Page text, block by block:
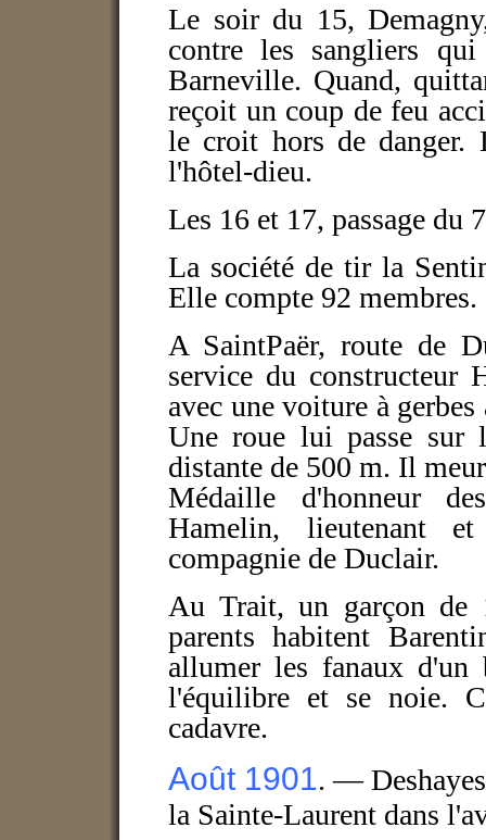
Le soir du 15,
contre les sangliers
Barneville. Quand,
reçoit un coup de feu
le croit hors de danger.
l'hôtel-dieu.
Les 16 et 17, passage du
La société de tir la
Elle compte 92 membres.
A SaintPaër, route de
service du constructeur
avec une voiture à
Une roue lui passe sur
distante de 500 m. Il
Médaille d'honneur
Hamelin, lieutenant
compagnie de Duclair.
Au Trait, un garçon de
parents habitent
allumer les fanaux d'un
l'équilibre et se noie.
cadavre.
Août 1901. —
la Sainte-Laurent dans